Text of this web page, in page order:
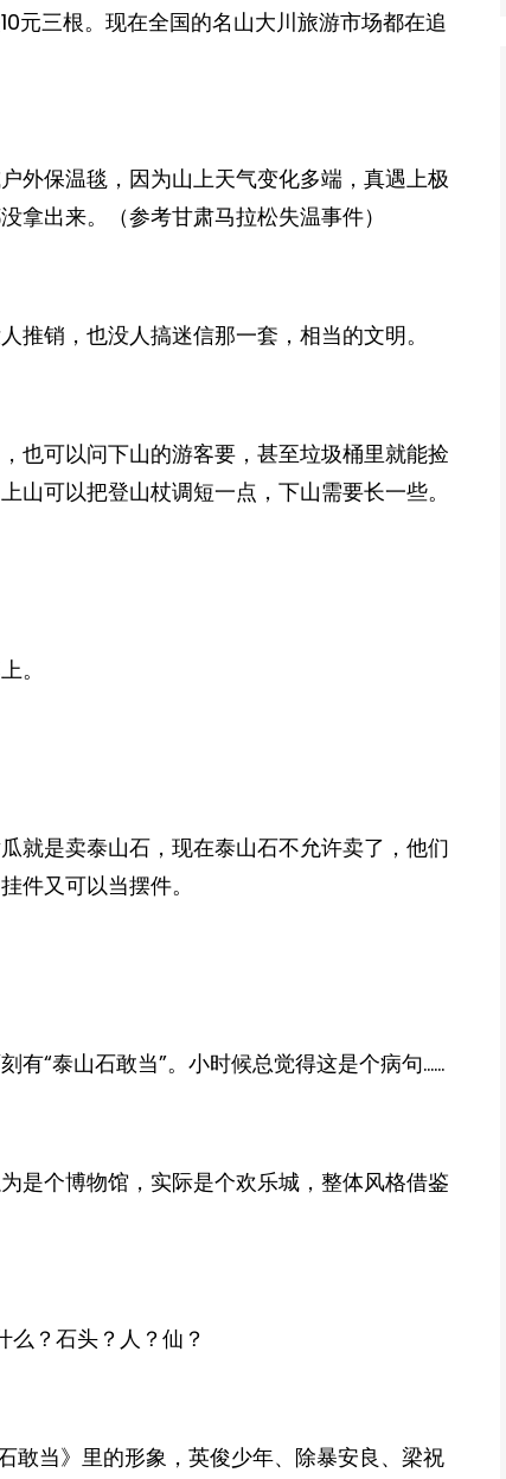
元三根。现在全国的名山大川旅游市场都在追
外保温毯，因为山上天气变化多端，真遇上极
拿出来。（参考甘肃马拉松失温事件）
销，也没人搞迷信那一套，相当的文明。
也可以问下山的游客要，甚至垃圾桶里就能捡
可以把登山杖调短一点，下山需要长一些。
。
就是卖泰山石，现在泰山石不允许卖了，他们
件又可以当摆件。
有“泰山石敢当”。小时候总觉得这是个病句……
是个博物馆，实际是个欢乐城，整体风格借鉴
么？石头？人？仙？
敢当》里的形象，英俊少年、除暴安良、梁祝